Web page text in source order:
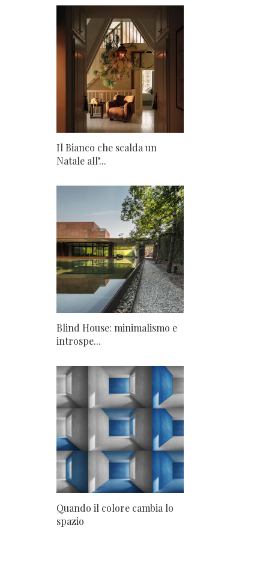
Il Bianco che scalda un
Natale all’...
Blind House: minimalismo e
introspe...
Quando il colore cambia lo
spazio